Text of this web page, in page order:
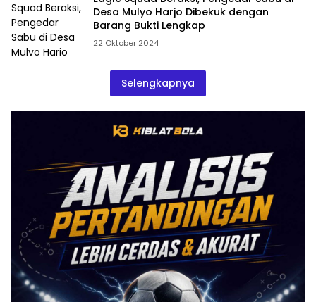
Desa Mulyo Harjo Dibekuk dengan
Barang Bukti Lengkap
22 Oktober 2024
Selengkapnya